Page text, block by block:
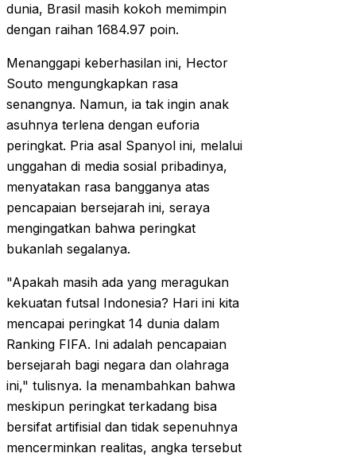
dunia, Brasil masih kokoh memimpin
dengan raihan 1684.97 poin.
Menanggapi keberhasilan ini, Hector
Souto mengungkapkan rasa
senangnya. Namun, ia tak ingin anak
asuhnya terlena dengan euforia
peringkat. Pria asal Spanyol ini, melalui
unggahan di media sosial pribadinya,
menyatakan rasa bangganya atas
pencapaian bersejarah ini, seraya
mengingatkan bahwa peringkat
bukanlah segalanya.
"Apakah masih ada yang meragukan
kekuatan futsal Indonesia? Hari ini kita
mencapai peringkat 14 dunia dalam
Ranking FIFA. Ini adalah pencapaian
bersejarah bagi negara dan olahraga
ini," tulisnya. Ia menambahkan bahwa
meskipun peringkat terkadang bisa
bersifat artifisial dan tidak sepenuhnya
mencerminkan realitas, angka tersebut